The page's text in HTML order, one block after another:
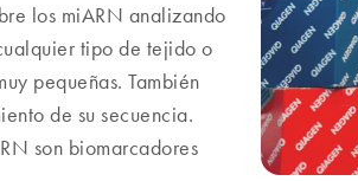
los miARN analizando
tipo de tejido o
pequeñas. También
de su secuencia.
son biomarcadores